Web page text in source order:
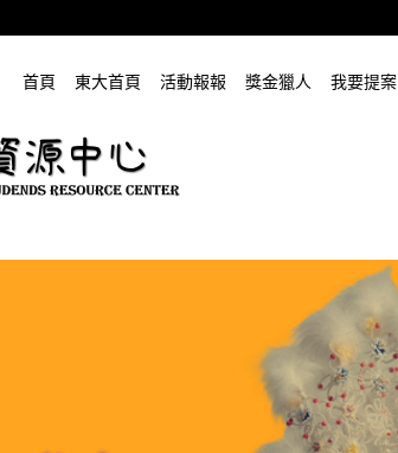
首頁 東大首頁 活動報報 獎金獵人 我要提案